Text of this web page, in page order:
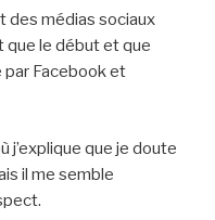
des médias sociaux
que le début et que
par Facebook et
j’explique que je doute
il me semble